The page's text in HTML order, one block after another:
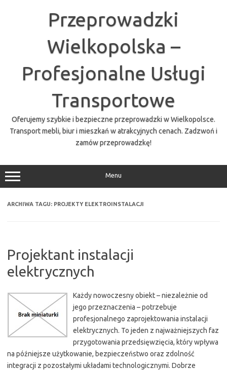
Przeprowadzki
Wielkopolska –
Profesjonalne Usługi
Transportowe
Oferujemy szybkie i bezpieczne przeprowadzki w Wielkopolsce.
Transport mebli, biur i mieszkań w atrakcyjnych cenach. Zadzwoń i
zamów przeprowadzkę!
Menu
ARCHIWA TAGU: PROJEKTY ELEKTROINSTALACJI
Projektant instalacji
elektrycznych
Każdy nowoczesny obiekt – niezależnie od
jego przeznaczenia – potrzebuje
profesjonalnego zaprojektowania instalacji
elektrycznych. To jeden z najważniejszych faz
przygotowania przedsięwzięcia, który wpływa
na późniejsze użytkowanie, bezpieczeństwo oraz zdolność
integracji z pozostałymi układami technologicznymi. Dobrze